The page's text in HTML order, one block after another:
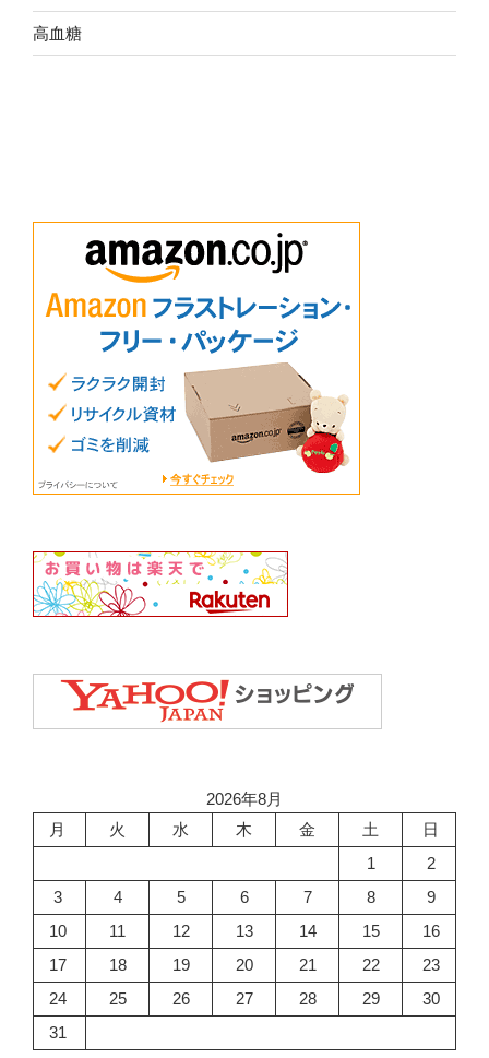
高血糖
2026年8月
月
火 水 木 金 土
日
1
2
3
4 5 6 7 8
9
10
11 12 13 14 15
16
17
18 19 20 21 22
23
24
25 26 27 28 29
30
31